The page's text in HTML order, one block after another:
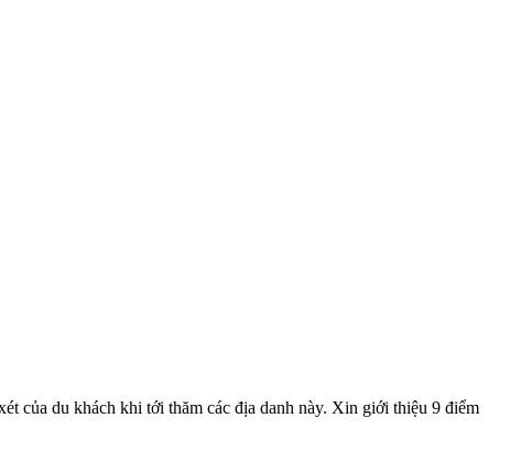
của du khách khi tới thăm các địa danh này. Xin giới thiệu 9 điểm